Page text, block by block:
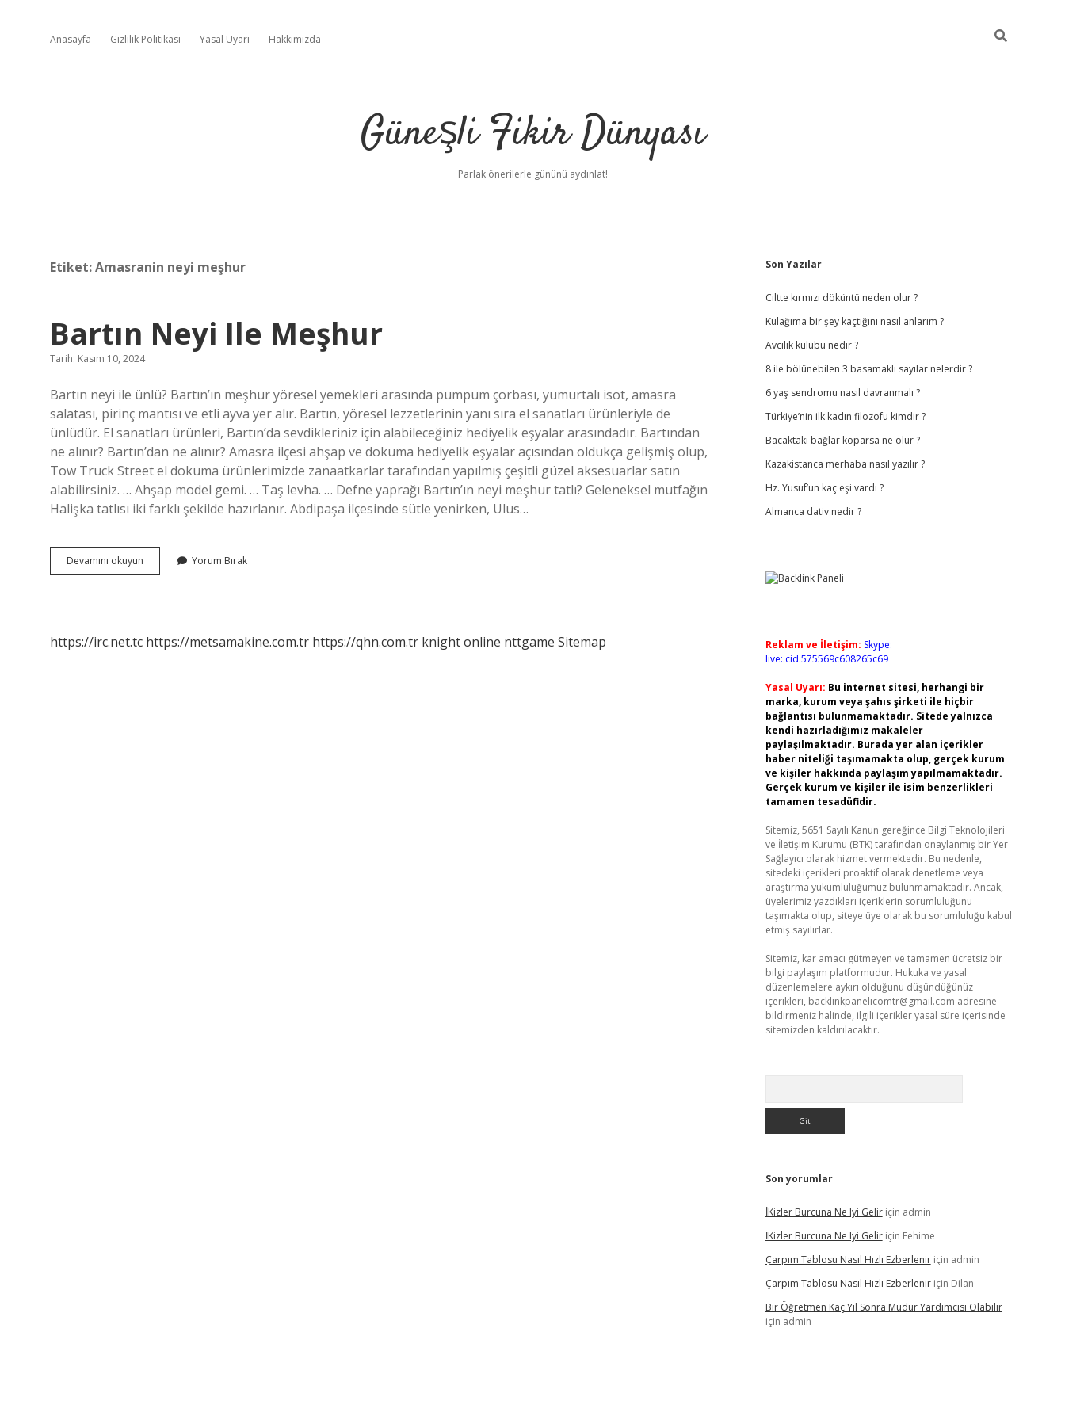
Anasayfa Gizlilik Politikası Yasal Uyarı Hakkımızda
Güneşli Fikir Dünyası
Parlak önerilerle gününü aydınlat!
Etiket:Amasranin neyi meşhur
Bartın Neyi Ile Meşhur
Tarih: Kasım 10, 2024
Bartın neyi ile ünlü? Bartın’ın meşhur yöresel yemekleri arasında pumpum çorbası, yumurtalı isot, amasra
salatası, pirinç mantısı ve etli ayva yer alır. Bartın, yöresel lezzetlerinin yanı sıra el sanatları ürünleriyle de
ünlüdür. El sanatları ürünleri, Bartın’da sevdikleriniz için alabileceğiniz hediyelik eşyalar arasındadır. Bartından
ne alınır? Bartın’dan ne alınır? Amasra ilçesi ahşap ve dokuma hediyelik eşyalar açısından oldukça gelişmiş olup,
Tow Truck Street el dokuma ürünlerimizde zanaatkarlar tarafından yapılmış çeşitli güzel aksesuarlar satın
alabilirsiniz. … Ahşap model gemi. … Taş levha. … Defne yaprağı Bartın’ın neyi meşhur tatlı? Geleneksel mutfağın
Halişka tatlısı iki farklı şekilde hazırlanır. Abdipaşa ilçesinde sütle yenirken, Ulus…
Devamını okuyun
Neyi
Yorum Bırak
https://irc.net.tc https://metsamakine.com.tr https://qhn.com.tr knight online nttgame Sitemap
Sidebar
Son Yazılar
Ciltte kırmızı döküntü neden olur ?
Kulağıma bir şey kaçtığını nasıl anlarım ?
Avcılık kulübü nedir ?
8 ile bölünebilen 3 basamaklı sayılar nelerdir ?
6 yaş sendromu nasıl davranmalı ?
Türkiye’nin ilk kadın filozofu kimdir ?
Bacaktaki bağlar koparsa ne olur ?
Kazakistanca merhaba nasıl yazılır ?
Hz. Yusuf’un kaç eşi vardı ?
Almanca dativ nedir ?
Reklam ve İletişim: Skype:
live:.cid.575569c608265c69
Yasal Uyarı: Bu internet sitesi, herhangi bir
marka, kurum veya şahıs şirketi ile hiçbir
bağlantısı bulunmamaktadır. Sitede yalnızca
kendi hazırladığımız makaleler
paylaşılmaktadır. Burada yer alan içerikler
haber niteliği taşımamakta olup, gerçek kurum
ve kişiler hakkında paylaşım yapılmamaktadır.
Gerçek kurum ve kişiler ile isim benzerlikleri
tamamen tesadüfidir.
Sitemiz, 5651 Sayılı Kanun gereğince Bilgi Teknolojileri
ve İletişim Kurumu (BTK) tarafından onaylanmış bir Yer
Sağlayıcı olarak hizmet vermektedir. Bu nedenle,
sitedeki içerikleri proaktif olarak denetleme veya
araştırma yükümlülüğümüz bulunmamaktadır. Ancak,
üyelerimiz yazdıkları içeriklerin sorumluluğunu
taşımakta olup, siteye üye olarak bu sorumluluğu kabul
etmiş sayılırlar.
Sitemiz, kar amacı gütmeyen ve tamamen ücretsiz bir
bilgi paylaşım platformudur. Hukuka ve yasal
düzenlemelere aykırı olduğunu düşündüğünüz
içerikleri, backlinkpanelicomtr@gmail.com adresine
bildirmeniz halinde, ilgili içerikler yasal süre içerisinde
sitemizden kaldırılacaktır.
Son yorumlar
İKizler Burcuna Ne Iyi Geliriçin admin
İKizler Burcuna Ne Iyi Geliriçin Fehime
Çarpım Tablosu Nasıl Hızlı Ezberleniriçin admin
Çarpım Tablosu Nasıl Hızlı Ezberleniriçin Dilan
Bir Öğretmen Kaç Yıl Sonra Müdür Yardımcısı Olabilir
için admin